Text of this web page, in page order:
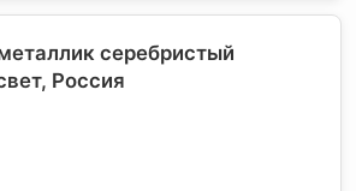
серебристый
, Россия